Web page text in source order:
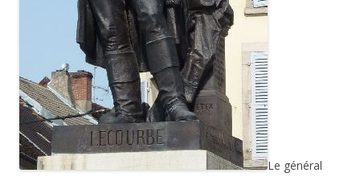
Le général